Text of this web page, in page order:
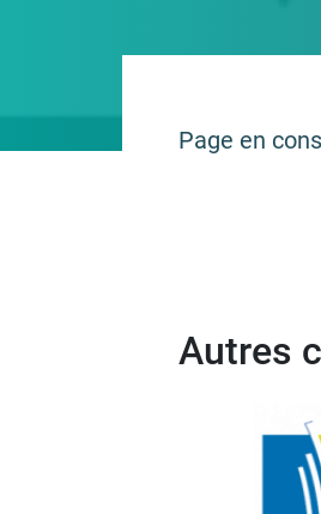
Page en
Autres